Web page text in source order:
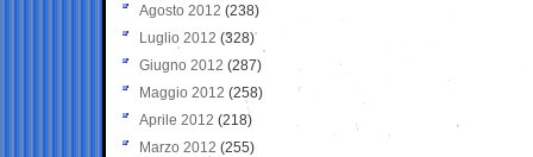
Agosto 2012 (238)
Luglio 2012 (328)
Giugno 2012 (287)
Maggio 2012 (258)
Aprile 2012 (218)
Marzo 2012 (255)